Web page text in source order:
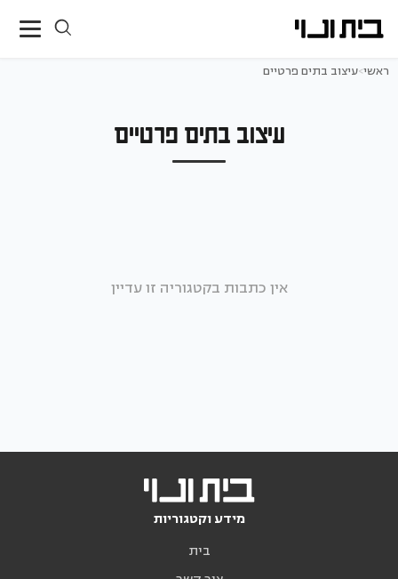
ראשי>עיצוב בתים פרטיים
עיצוב בתים פרטיים
אין כתבות בקטגוריה זו עדיין
מידע וקטגוריות
בית